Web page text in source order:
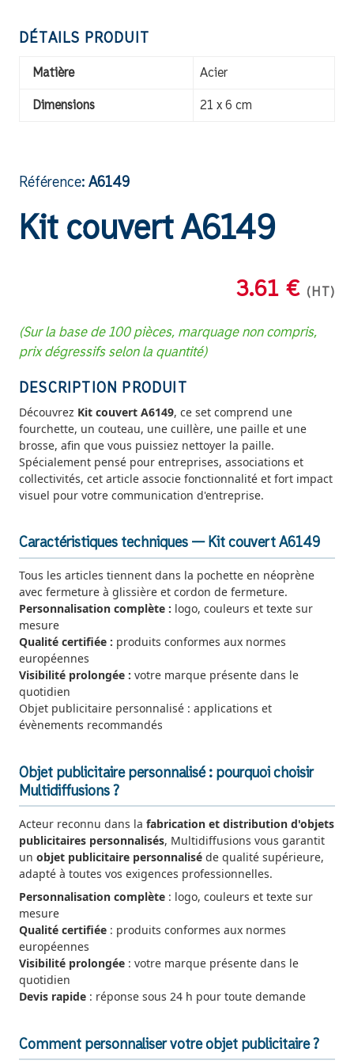
DÉTAILS PRODUIT
Matière Acier
Dimensions 21 x 6 cm
Référence: A6149
Kit couvert A6149
3.61 € (HT)
(Sur la base de 100 pièces, marquage non compris,
prix dégressifs selon la quantité)
DESCRIPTION PRODUIT
Découvrez Kit couvert A6149, ce set comprend une
fourchette, un couteau, une cuillère, une paille et une
brosse, afin que vous puissiez nettoyer la paille.
Spécialement pensé pour entreprises, associations et
collectivités, cet article associe fonctionnalité et fort impact
visuel pour votre communication d'entreprise.
Caractéristiques techniques — Kit couvert A6149
Tous les articles tiennent dans la pochette en néoprène
avec fermeture à glissière et cordon de fermeture.
Personnalisation complète : logo, couleurs et texte sur
mesure
Qualité certifiée : produits conformes aux normes
européennes
Visibilité prolongée : votre marque présente dans le
quotidien
Objet publicitaire personnalisé : applications et
évènements recommandés
Objet publicitaire personnalisé : pourquoi choisir
Multidiffusions ?
Acteur reconnu dans la fabrication et distribution d'objets
publicitaires personnalisés, Multidiffusions vous garantit
un objet publicitaire personnalisé de qualité supérieure,
adapté à toutes vos exigences professionnelles.
Personnalisation complète : logo, couleurs et texte sur
mesure
Qualité certifiée : produits conformes aux normes
européennes
Visibilité prolongée : votre marque présente dans le
quotidien
Devis rapide : réponse sous 24 h pour toute demande
Comment personnaliser votre objet publicitaire ?